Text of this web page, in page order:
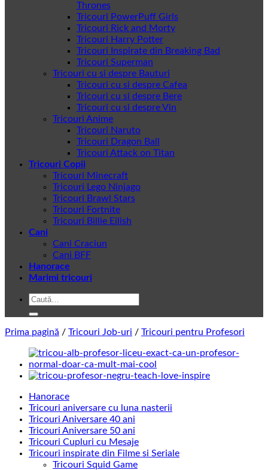
Thrones
Tricouri PowerPuff Girls
Tricouri Rick and Morty
Tricouri Harry Potter
Tricouri Inspirate din Breaking Bad
Tricouri Superman
Tricouri cu si despre Bauturi
Tricouri cu si despre Cafea
Tricouri cu si despre Bere
Tricouri cu si despre Vin
Tricouri Anime
Tricouri Naruto
Tricouri Dragon Ball
Tricouri Attack on Titan
Tricouri Copii
Tricouri Minecraft
Tricouri Lego Ninjago
Tricouri Brawl Stars
Tricouri Fortnite
Tricouri Billie Eilish
Cani
Cani Craciun
Cani BFF
Hanorace
Marimi tricouri
Caută
Prima pagină / Tricouri Job-uri / Tricouri pentru Profesori
Hanorace
Tricouri aniversare cu luna nasterii
Tricouri Aniversare 40 ani
Tricouri Aniversare 50 ani
Tricouri Cupluri cu Mesaje
Tricouri inspirate din Filme si Seriale
Tricouri Squid Game